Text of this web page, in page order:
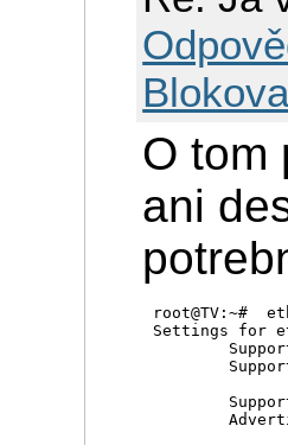
O tom
ani
root@TV:~#
Settings for